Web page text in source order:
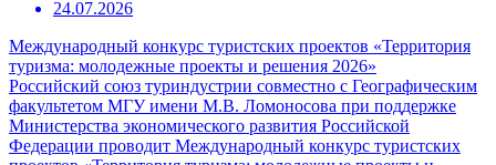
24.07.2026
Международный конкурс туристских проектов «Территория
туризма: молодежные проекты и решения 2026»
Российский союз туриндустрии совместно с Географическим
факультетом МГУ имени М.В. Ломоносова при поддержке
Министерства экономического развития Российской
Федерации проводит Международный конкурс туристских